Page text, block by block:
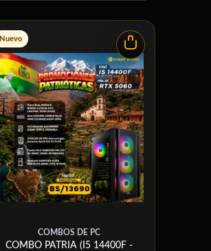
Nuevo
COMBOS DE PC
COMBO PATRIA (I5 14400F -